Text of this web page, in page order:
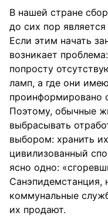
В нашей стране
до сих пор
Если этим начать
возникает
попросту
ламп, а где они
проинформировано
Поэтому, обычные
выбрасывать
выбором: хранить
цивилизованный
ясно одно:
Санэпидемстанция,
коммунальные
их продают.